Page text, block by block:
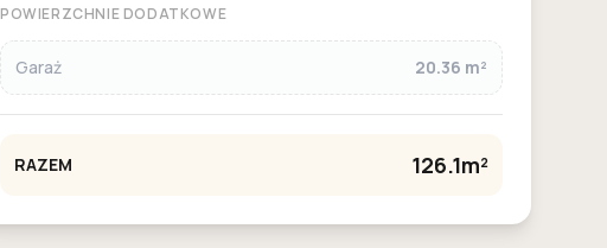
POWIERZCHNIE DODATKOWE
Garaż 20.36 m²
RAZEM 126.1m²